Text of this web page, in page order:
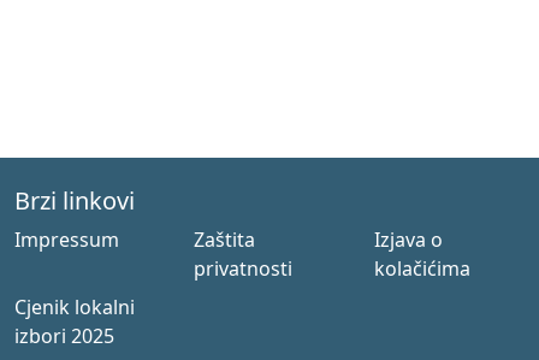
Brzi linkovi
Impressum
Zaštita
privatnosti
Izjava o
kolačićima
Cjenik lokalni
izbori 2025